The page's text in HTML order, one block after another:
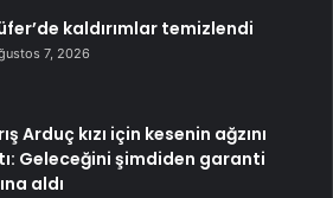
kaldırımlar temizlendi
7, 2026
Arduç kızı için kesenin ağzını
Geleceğini şimdiden garanti
aldı